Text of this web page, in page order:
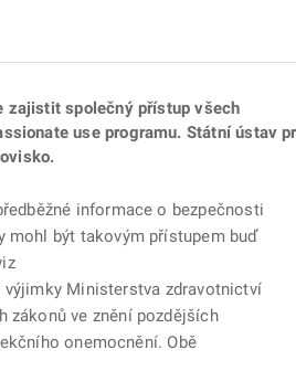
zajistit společný přístup všech
use programu. Státní ústav
informace o bezpečnosti
mohl být takovým přístupem buď
Ministerstva zdravotnictví
zákonů ve znění pozdějších
onemocnění. Obě